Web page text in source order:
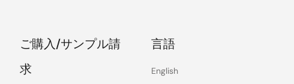
ご購入/サンプル請
求
言語
English